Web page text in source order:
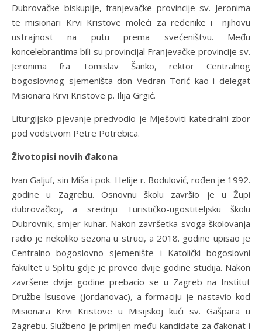
Dubrovačke biskupije, franjevačke provincije sv. Jeronima
te misionari Krvi Kristove moleći za ređenike i njihovu
ustrajnost na putu prema svećeništvu. Među
koncelebrantima bili su provincijal Franjevačke provincije sv.
Jeronima fra Tomislav Šanko, rektor Centralnog
bogoslovnog sjemeništa don Vedran Torić kao i delegat
Misionara Krvi Kristove p. Ilija Grgić.
Liturgijsko pjevanje predvodio je Mješoviti katedralni zbor
pod vodstvom Petre Potrebica.
Životopisi novih đakona
lvan Galjuf, sin Miša i pok. Helije r. Bodulović, rođen je 1992.
godine u Zagrebu. Osnovnu školu završio je u Župi
dubrovačkoj, a srednju Turističko-ugostiteljsku školu
Dubrovnik, smjer kuhar. Nakon završetka svoga školovanja
radio je nekoliko sezona u struci, a 2018. godine upisao je
Centralno bogoslovno sjemenište i Katolički bogoslovni
fakultet u Splitu gdje je proveo dvije godine studija. Nakon
završene dvije godine prebacio se u Zagreb na Institut
Družbe lsusove (Jordanovac), a formaciju je nastavio kod
Misionara Krvi Kristove u Misijskoj kući sv. Gašpara u
Zagrebu. Službeno je primljen među kandidate za đakonat i